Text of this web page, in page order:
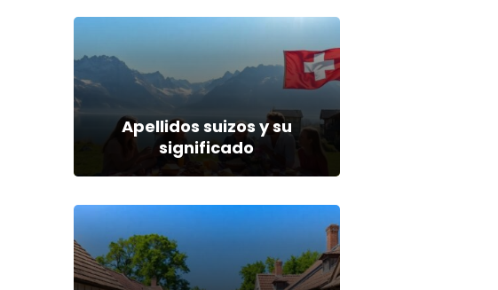
Apellidos suizos y su
significado